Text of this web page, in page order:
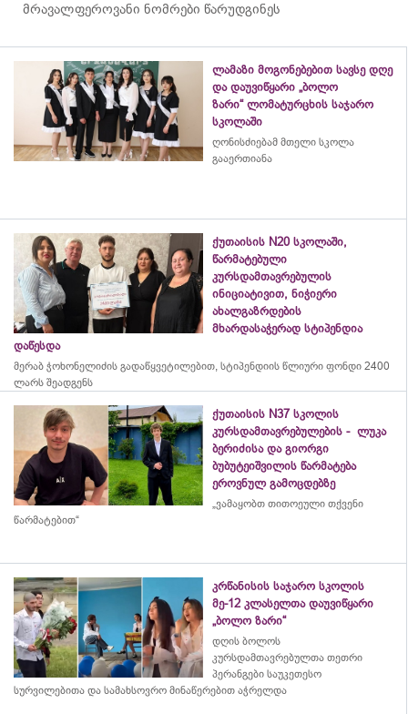
მრავალფეროვანი ნომრები წარუდგინეს
ლამაზი მოგონებებით სავსე დღე
და დაუვიწყარი „ბოლო
ზარი“ ლომატურცხის საჯარო
სკოლაში
ღონისძიებამ მთელი სკოლა
გააერთიანა
ქუთაისის N20 სკოლაში,
წარმატებული
კურსდამთავრებულის
ინიციატივით, ნიჭიერი
ახალგაზრდების
მხარდასაჭერად სტიპენდია
დაწესდა
მერაბ ჭოხონელიძის გადაწყვეტილებით, სტიპენდიის წლიური ფონდი 2400
ლარს შეადგენს
ქუთაისის N37 სკოლის
კურსდამთავრებულების - ლუკა
ბერიძისა და გიორგი
ბუბუტეიშვილის წარმატება
ეროვნულ გამოცდებზე
„ვამაყობთ თითოეული თქვენი
წარმატებით“
კრწანისის საჯარო სკოლის
მე-12 კლასელთა დაუვიწყარი
„ბოლო ზარი“
დღის ბოლოს
კურსდამთავრებულთა თეთრი
პერანგები საუკეთესო
სურვილებითა და სამახსოვრო მინაწერებით აჭრელდა